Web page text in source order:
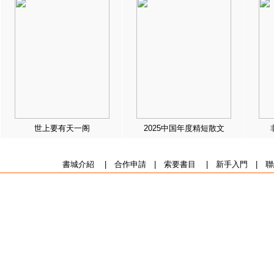
世上要有天一阁 2025中国年度精短散文
書城介紹 合作申請| 索要書目 新手入門